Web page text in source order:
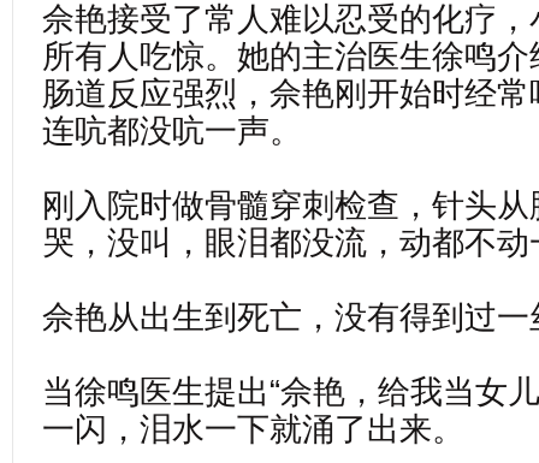
佘艳接受了常人难以忍受的化疗
所有人吃惊。她的主治医生徐鸣
肠道反应强烈，佘艳刚开始时经
连吭都没吭一声。
刚入院时做骨髓穿刺检查，针头
哭，没叫，眼泪都没流，动都不动
佘艳从出生到死亡，没有得到过一
当徐鸣医生提出“佘艳，给我当女
一闪，泪水一下就涌了出来。